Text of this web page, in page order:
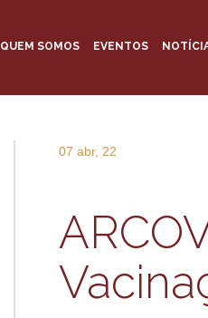
QUEM SOMOS EVENTOS
07 abr, 22